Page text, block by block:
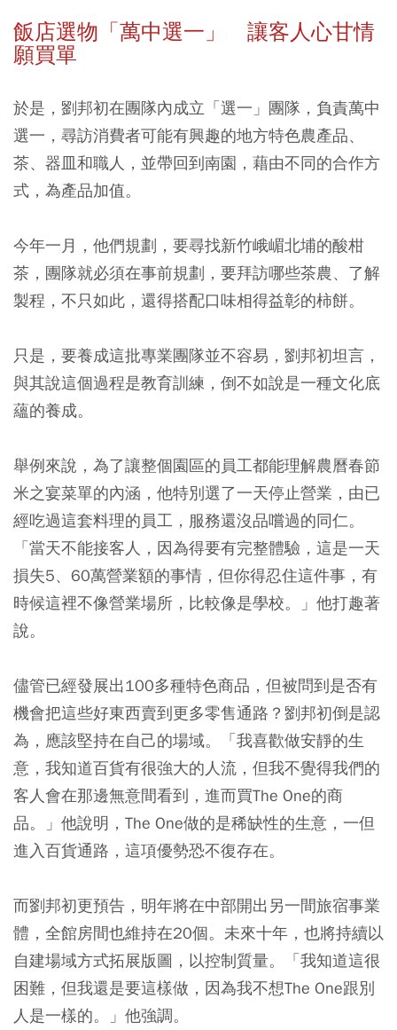
飯店選物「萬中選一」 讓客人心甘情
願買單
於是，劉邦初在團隊內成立「選一」團隊，負責萬中
選一，尋訪消費者可能有興趣的地方特色農產品、
茶、器皿和職人，並帶回到南園，藉由不同的合作方
式，為產品加值。
今年一月，他們規劃，要尋找新竹峨嵋北埔的酸柑
茶，團隊就必須在事前規劃，要拜訪哪些茶農、了解
製程，不只如此，還得搭配口味相得益彰的柿餅。
只是，要養成這批專業團隊並不容易，劉邦初坦言，
與其說這個過程是教育訓練，倒不如說是一種文化底
蘊的養成。
舉例來說，為了讓整個園區的員工都能理解農曆春節
米之宴菜單的內涵，他特別選了一天停止營業，由已
經吃過這套料理的員工，服務還沒品嚐過的同仁。
「當天不能接客人，因為得要有完整體驗，這是一天
損失5、60萬營業額的事情，但你得忍住這件事，有
時候這裡不像營業場所，比較像是學校。」他打趣著
說。
儘管已經發展出100多種特色商品，但被問到是否有
機會把這些好東西賣到更多零售通路？劉邦初倒是認
為，應該堅持在自己的場域。「我喜歡做安靜的生
意，我知道百貨有很強大的人流，但我不覺得我們的
客人會在那邊無意間看到，進而買The One的商
品。」他說明，The One做的是稀缺性的生意，一但
進入百貨通路，這項優勢恐不復存在。
而劉邦初更預告，明年將在中部開出另一間旅宿事業
體，全館房間也維持在20個。未來十年，也將持續以
自建場域方式拓展版圖，以控制質量。「我知道這很
困難，但我還是要這樣做，因為我不想The One跟別
人是一樣的。」他強調。